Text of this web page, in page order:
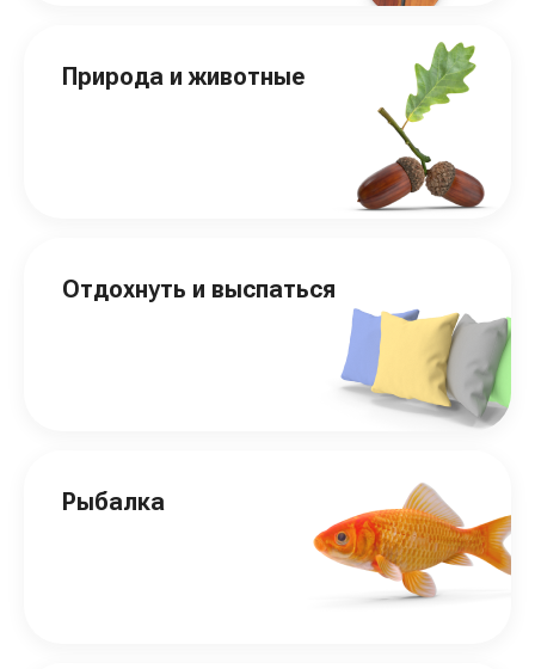
Природа и животные
Отдохнуть и выспаться
Рыбалка